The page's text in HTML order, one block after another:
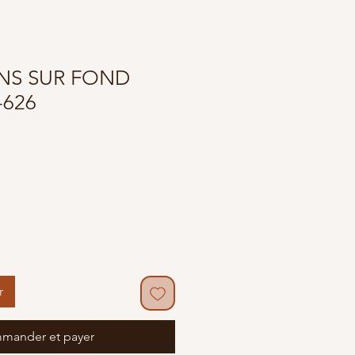
SUR FOND
et payer